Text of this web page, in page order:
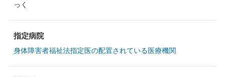
っく
指定病院
身体障害者福祉法指定医の配置されている医療機関